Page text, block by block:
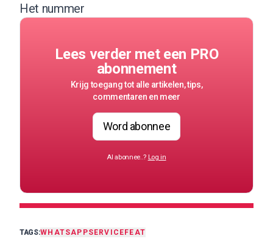
Het nummer
Lees verder met een PRO
abonnement
Krijg toegang tot alle artikelen, tips,
commentaren en meer
Word abonnee
Al abonnee..? Log in
TAGS:WHATSAPPSERVICEFEAT